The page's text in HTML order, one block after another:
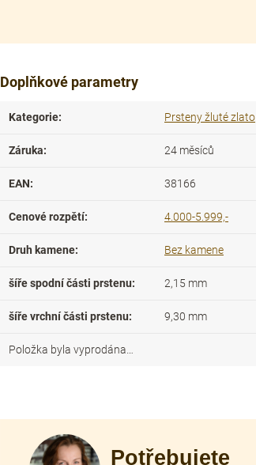
Doplňkové parametry
Kategorie: Prsteny žluté zlato
Záruka: 24 měsíců
EAN: 38166
Cenové rozpětí: 4.000-5.999,-
Druh kamene: Bez kamene
šíře spodní části prstenu: 2,15 mm
šíře vrchní části prstenu: 9,30 mm
Položka byla vyprodána…
Potřebujete